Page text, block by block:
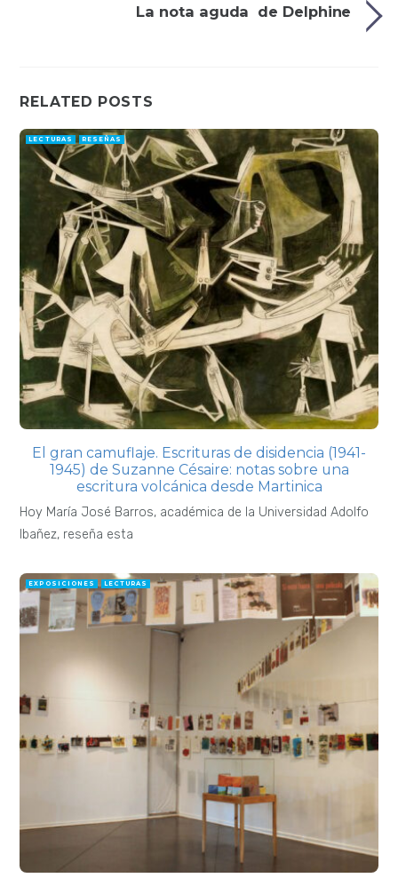
La nota aguda de Delphine
RELATED POSTS
LECTURAS RESEÑAS
El gran camuflaje. Escrituras de disidencia (1941-
1945) de Suzanne Césaire: notas sobre una
escritura volcánica desde Martinica
Hoy María José Barros, académica de la Universidad Adolfo
Ibañez, reseña esta
EXPOSICIONES LECTURAS